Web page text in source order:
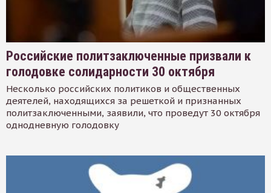
Российские политзаключенные призвали к
голодовке солидарности 30 октября
Несколько российских политиков и общественных
деятелей, находящихся за решеткой и признанных
политзаключенными, заявили, что проведут 30 октября
однодневную голодовку